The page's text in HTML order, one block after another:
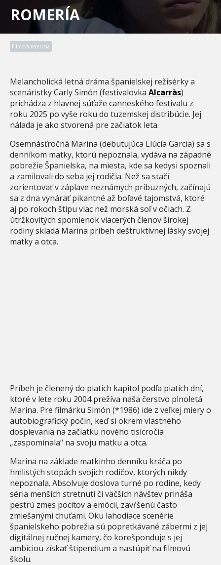
ROMERÍA
Filmová recenzia
Melancholická letná dráma španielskej režisérky a
scenáristky Carly Simón (festivalovka Alcarràs)
prichádza z hlavnej súťaže canneského festivalu z
roku 2025 po vyše roku do tuzemskej distribúcie. Jej
nálada je ako stvorená pre začiatok leta.
Osemnásťročná Marina (debutujúca Llúcia Garcia) sa s
denníkom matky, ktorú nepoznala, vydáva na západné
pobrežie Španielska, na miesta, kde sa kedysi spoznali
a zamilovali do seba jej rodičia. Než sa stačí
zorientovať v záplave neznámych príbuzných, začínajú
sa z dna vynárať pikantné až boľavé tajomstvá, ktoré
aj po rokoch štípu viac než morská soľ v očiach. Z
útržkovitých spomienok viacerých členov širokej
rodiny skladá Marina príbeh deštruktívnej lásky svojej
matky a otca.
Príbeh je členený do piatich kapitol podľa piatich dní,
ktoré v lete roku 2004 prežíva naša čerstvo plnoletá
Marina. Pre filmárku Simón (*1986) ide z veľkej miery o
autobiografický počin, keď si okrem vlastného
dospievania na začiatku nového tisícročia
„zaspomínala“ na svoju matku a otca.
Marina na základe matkinho denníku kráča po
hmlistých stopách svojich rodičov, ktorých nikdy
nepoznala. Absolvuje doslova turné po rodine, kedy
séria menších stretnutí či väčších návštev prináša
pestrú zmes pocitov a emócii, zavŕšenú často
zmiešanými chuťami. Oku lahodiace scenérie
španielskeho pobrežia sú popretkávané zábermi z jej
digitálnej ručnej kamery, čo korešponduje s jej
ambíciou získať štipendium a nastúpiť na filmovú
školu.